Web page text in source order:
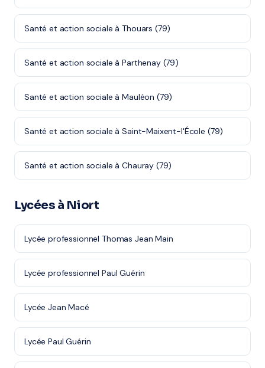
Santé et action sociale à Thouars (79)
Santé et action sociale à Parthenay (79)
Santé et action sociale à Mauléon (79)
Santé et action sociale à Saint-Maixent-l'École (79)
Santé et action sociale à Chauray (79)
Lycées à Niort
Lycée professionnel Thomas Jean Main
Lycée professionnel Paul Guérin
Lycée Jean Macé
Lycée Paul Guérin